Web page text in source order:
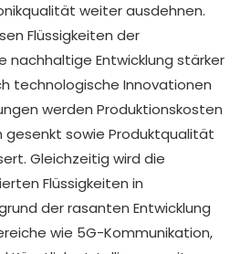
weiter ausdehnen.
Flüssigkeiten der
nachhaltige Entwicklung stärker
technologische Innovationen
werden Produktionskosten
gesenkt sowie Produktqualität
Gleichzeitig wird die
Flüssigkeiten in
der rasanten Entwicklung
wie 5G-Kommunikation,